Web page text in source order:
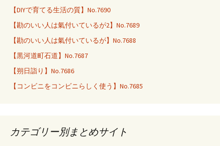
【DIYで育てる生活の質】No.7690
【勘のいい人は氣付いているが2】No.7689
【勘のいい人は氣付いているが】No.7688
【黒河道町石道】No.7687
【朔日詣り】No.7686
【コンビニをコンビニらしく使う】No.7685
カテゴリー別まとめサイト